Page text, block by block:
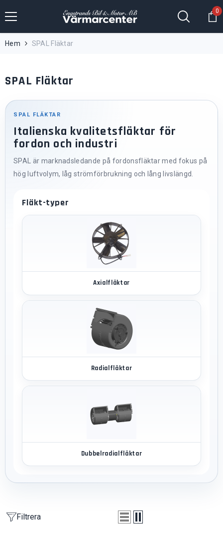
0
0
Hem SPAL Fläktar
SPAL Fläktar
SPAL FLÄKTAR
Italienska kvalitetsfläktar för
fordon och industri
SPAL är marknadsledande på fordonsfläktar med fokus på
hög luftvolym, låg strömförbrukning och lång livslängd.
Fläkt-typer
Axialfläktar
Radialfläktar
Dubbelradialfläktar
Filtrera